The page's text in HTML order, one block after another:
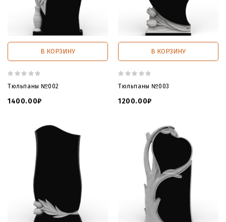
В КОРЗИНУ
Тюльпаны №002
1400.00₽
В КОРЗИНУ
Тюльпаны №003
1200.00₽